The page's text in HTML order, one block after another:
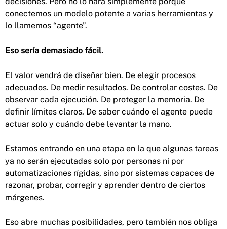
conectemos un modelo potente a varias herramientas y
lo llamemos “agente”.
Eso sería demasiado fácil.
El valor vendrá de diseñar bien. De elegir procesos
adecuados. De medir resultados. De controlar costes. De
observar cada ejecución. De proteger la memoria. De
definir límites claros. De saber cuándo el agente puede
actuar solo y cuándo debe levantar la mano.
Estamos entrando en una etapa en la que algunas tareas
ya no serán ejecutadas solo por personas ni por
automatizaciones rígidas, sino por sistemas capaces de
razonar, probar, corregir y aprender dentro de ciertos
márgenes.
Eso abre muchas posibilidades, pero también nos obliga